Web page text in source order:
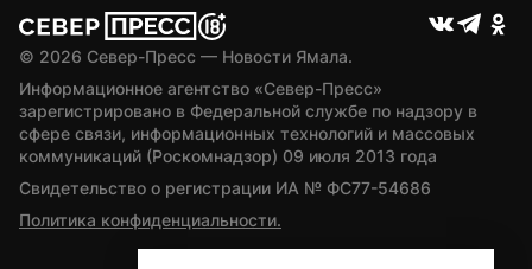
© 2026 Север-Пресс — Новости Ямала.
Информационное агентство «Север-Пресс»
зарегистрировано в Федеральной службе по надзору в
сфере связи, информационных технологий и массовых
коммуникаций (Роскомнадзор) 09 июля 2013 года
Свидетельство о регистрации ИА № ФС77-54686
Политика конфиденциальности.